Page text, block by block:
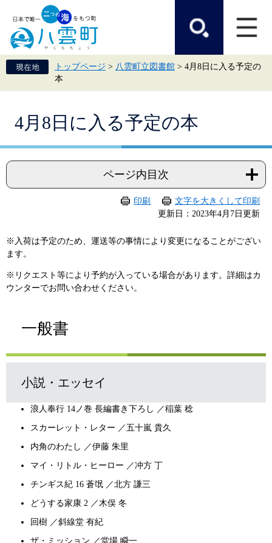
頭
で
飛
ば
て
トップページ > 八雲町立図書館 > 4月8日に入る予定の
本
4月8日に入る予定の本
ページ内目次
印刷
文字を大きくして印刷
更新日：2023年4月7日更新
※入荷は予定のため、運送等の事情により変更になることがござい
ます。
※リクエスト等により予約が入っている場合があります。詳細はカ
ウンターでお問い合わせください。
一般書
小説・エッセイ
浪人奉行 14ノ巻 長編書き下ろし ／稲葉 稔
スカーレット・レター ／五十嵐 貴久
内角のわたし ／伊藤 朱里
マイ・リトル・ヒーロー ／冲方 丁
チンギス紀 16 蒼氓 ／北方 謙三
どうする家康 2 ／木俣 冬
回樹 ／斜線堂 有紀
ザ・ミッション ／堂場 瞬一